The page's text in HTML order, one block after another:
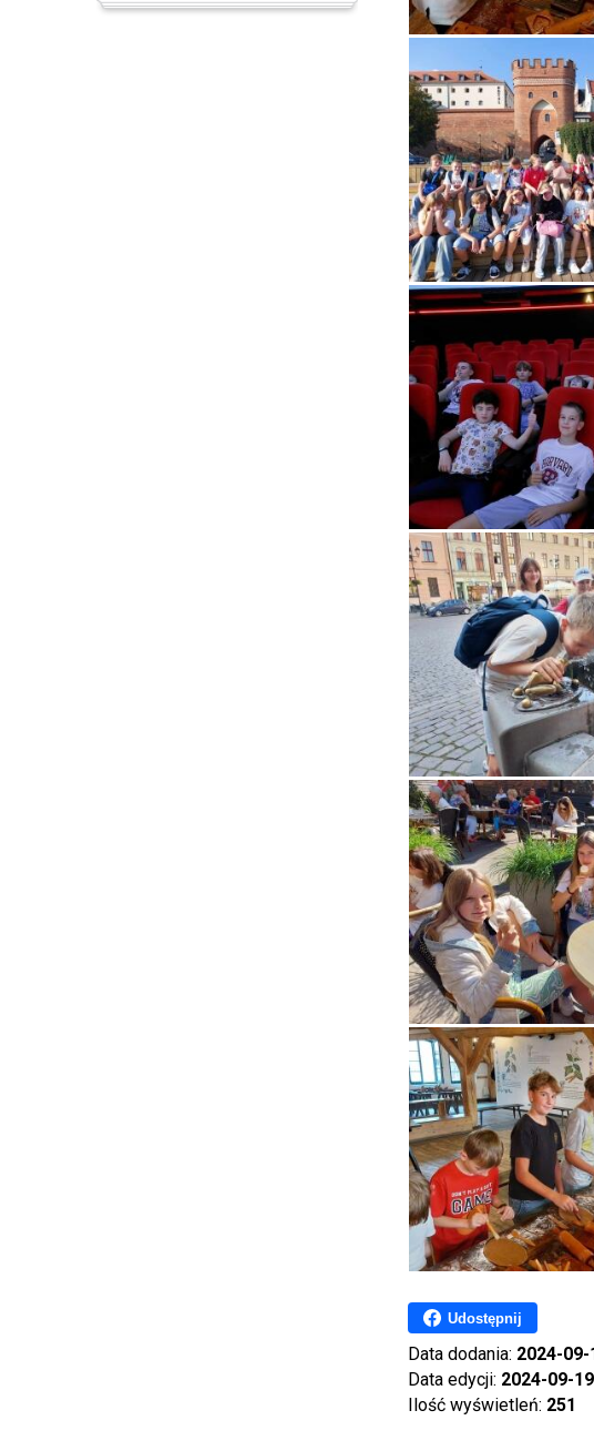
Udostępnij
Data dodania: 2024-09-
Data edycji: 2024-09-
Ilość wyświetleń: 251